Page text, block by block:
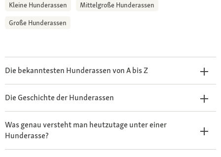
Kleine Hunderassen
Mittelgroße Hunderassen
Große Hunderassen
Die bekanntesten Hunderassen von A bis Z
Die Geschichte der Hunderassen
Was genau versteht man heutzutage unter einer
Hunderasse?